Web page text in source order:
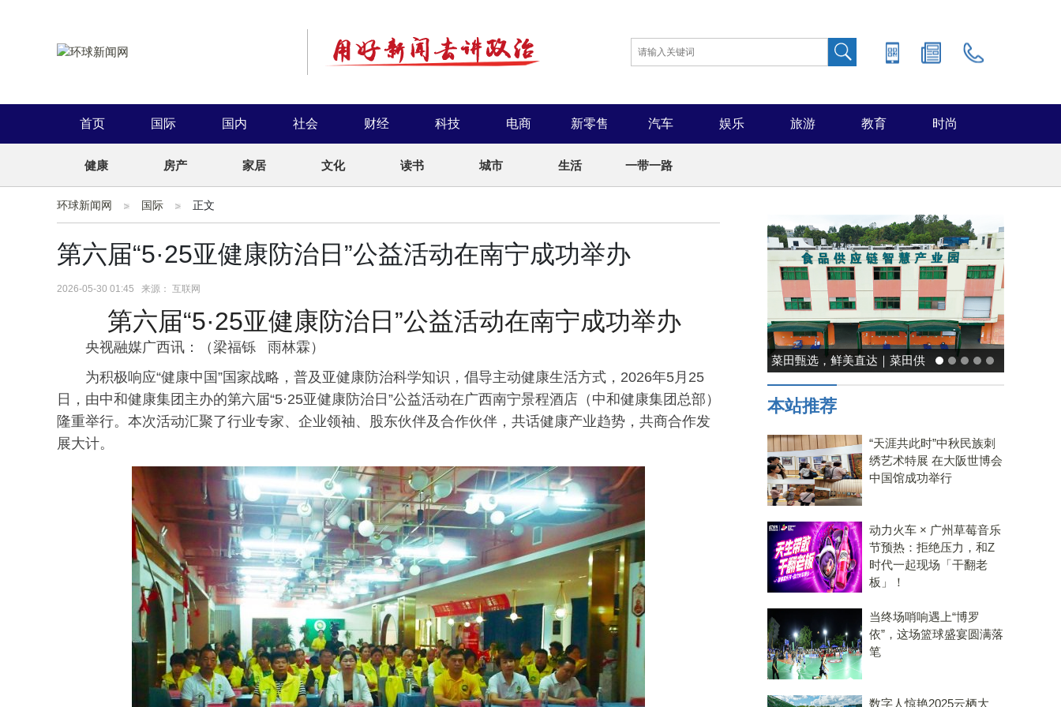
首页 国际 国内 社会 财经 科技 电商 新零售 汽车 娱乐 旅游 教育 时尚
健康 房产 家居 文化 读书 城市 生活 一带一路
环球新闻网 国际 正文
第六届“5·25亚健康防治日”公益活动在南宁成功举办
2026-05-30 01:45 来源： 互联网
第六届“5·25亚健康防治日”公益活动在南宁成功举办
央视融媒广西讯：（梁福铄 雨林霖）
为积极响应“健康中国”国家战略，普及亚健康防治科学知识，倡导主动健康生活方式，2026年5月25
日，由中和健康集团主办的第六届“5·25亚健康防治日”公益活动在广西南宁景程酒店（中和健康集团总部）
隆重举行。本次活动汇聚了行业专家、企业领袖、股东伙伴及合作伙伴，共话健康产业趋势，共商合作发
展大计。
能率日式厨房美学：既要此刻
温馨，也要未来可期
本站推荐
“天涯共此时”中秋民族刺
绣艺术特展 在大阪世博会
中国馆成功举行
动力火车 × 广州草莓音乐
节预热：拒绝压力，和Z
时代一起现场「干翻老
板」！
当终场哨响遇上“博罗
依”，这场篮球盛宴圆满落
笔
数字人惊艳2025云栖大